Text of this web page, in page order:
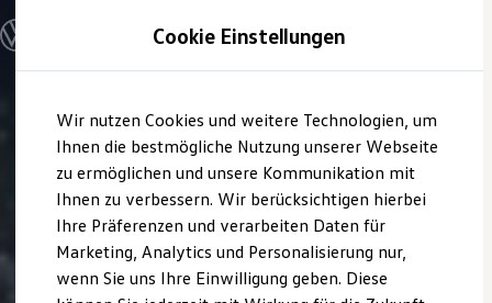
Hauptinhalt
springen
Footer
springen
Modelle und Konfigurator
Konfigurator
Modelle vergleichen
Elektroautos
ENERGY Sondermodelle
Nutzfahrzeuge
SUV und CUV
Familienautos
Kombis
Kompaktwagen
Sportwagen
Schnell verfügbare Fahrzeuge
Reifen- und
Folgende Angaben treffen i. d. R. auf alle Golf5
Modelle zu:
Reifenbreite: zwischen 195 und 225 mm
Höhen-Breiten-Verhältnis: zwischen 40
und 65 %
Felgendurchmesser: zwischen 15 bis 17
Cookie Einstellungen
Wir nutzen Cookies und weitere Technologien, um
Ihnen die bestmögliche Nutzung unserer Webseite
zu ermöglichen und unsere Kommunikation mit
Ihnen zu verbessern. Wir berücksichtigen hierbei
Ihre Präferenzen und verarbeiten Daten für
Marketing, Analytics und Personalisierung nur,
wenn Sie uns Ihre Einwilligung geben. Diese